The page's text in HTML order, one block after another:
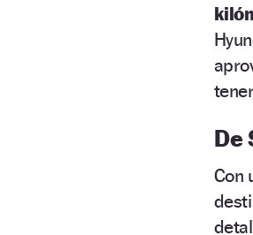
De
Con